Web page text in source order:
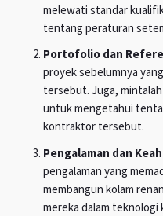
melewati standar
tentang peraturan
Portofolio dan
proyek sebelumnya
tersebut. Juga,
untuk mengetahui
kontraktor tersebut.
Pengalaman dan
pengalaman yang
membangun kolam
mereka dalam